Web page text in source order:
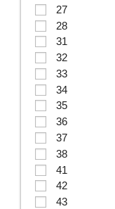
27
28
31
32
33
34
35
36
37
38
41
42
43